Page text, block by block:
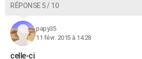
RÉPONSE 5 / 10
papy35
11 févr. 2015 à 14:28
celle-ci